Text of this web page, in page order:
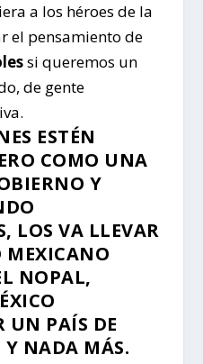
a los héroes de la
el pensamiento de
si queremos un
de gente
ESTÉN
COMO UNA
Y
LOS VA LLEVAR
MEXICANO
NOPAL,
UN PAÍS DE
Y NADA MÁS.